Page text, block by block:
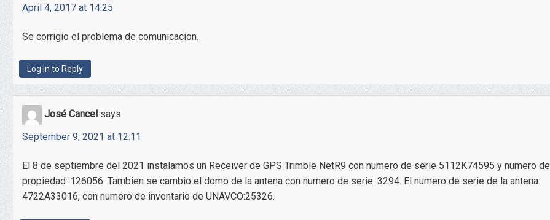
April 4, 2017 at 14:25
Se corrigio el problema de comunicacion.
Log in to Reply
José Cancel says:
September 9, 2021 at 12:11
El 8 de septiembre del 2021 instalamos un Receiver de GPS Trimble NetR9 con numero de serie 5112K74595 y numero de
propiedad: 126056. Tambien se cambio el domo de la antena con numero de serie: 3294. El numero de serie de la antena:
4722A33016, con numero de inventario de UNAVCO:25326.